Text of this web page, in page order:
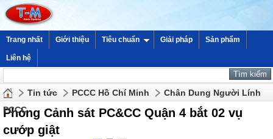
Trang nhất Giới thiệu Tiêu chuẩn Giải pháp Sản phẩm
Liên hệ
Tin tức PCCC Hồ Chí Minh
Chân Dung Người Lính
PCCC
Phòng Cảnh sát PC&CC Quận 4 bắt 02 vụ
cướp giật